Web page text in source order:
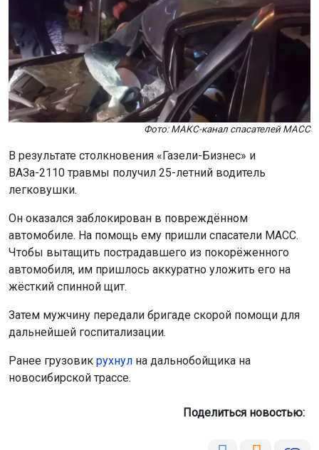
Фото: МАКС-канал спасателей МАСС
В результате столкновения «Газели-Бизнес» и
ВАЗа-2110 травмы получил 25-летний водитель
легковушки.
Он оказался заблокирован в повреждённом
автомобиле. На помощь ему пришли спасатели МАСС.
Чтобы вытащить пострадавшего из покорёженного
автомобиля, им пришлось аккуратно уложить его на
жёсткий спинной щит.
Затем мужчину передали бригаде скорой помощи для
дальнейшей госпитализации.
Ранее грузовик рухнул на дальнобойщика на
новосибирской трассе.
Поделиться новостью: